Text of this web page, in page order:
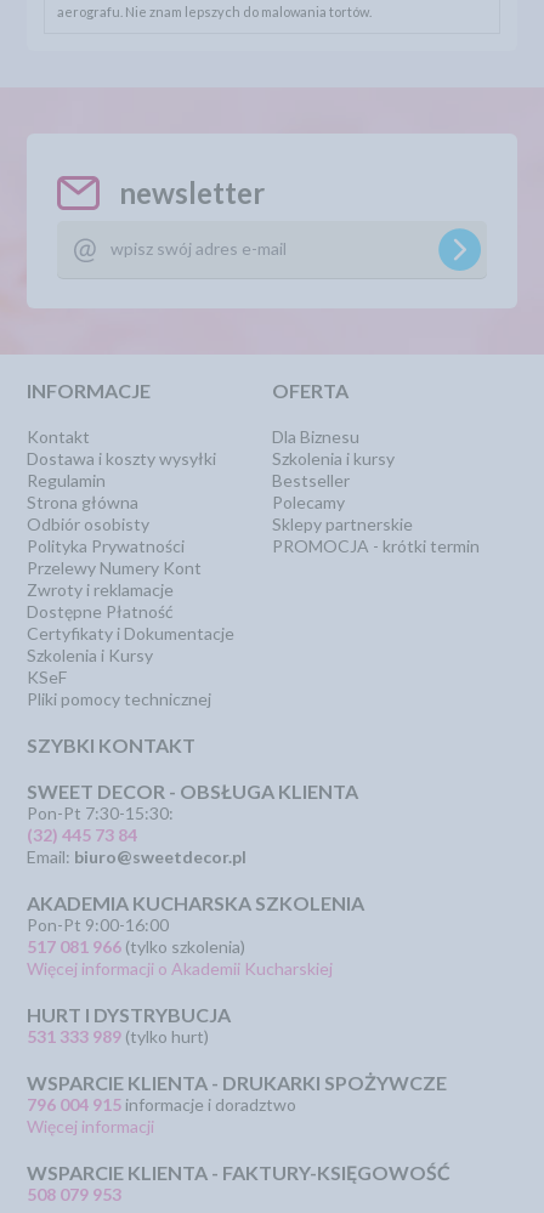
aerografu. Nie znam lepszych do malowania tortów.
newsletter
INFORMACJE
Kontakt
Dostawa i koszty wysyłki
Regulamin
Strona główna
Odbiór osobisty
Polityka Prywatności
Przelewy Numery Kont
Zwroty i reklamacje
Dostępne Płatność
Certyfikaty i Dokumentacje
Szkolenia i Kursy
KSeF
Pliki pomocy technicznej
OFERTA
Dla Biznesu
Szkolenia i kursy
Bestseller
Polecamy
Sklepy partnerskie
PROMOCJA - krótki termin
SZYBKI KONTAKT
SWEET DECOR - OBSŁUGA KLIENTA
Pon-Pt 7:30-15:30:
(32) 445 73 84
Email: biuro@sweetdecor.pl
AKADEMIA KUCHARSKA SZKOLENIA
Pon-Pt 9:00-16:00
517 081 966 (tylko szkolenia)
Więcej informacji o Akademii Kucharskiej
HURT I DYSTRYBUCJA
531 333 989 (tylko hurt)
WSPARCIE KLIENTA - DRUKARKI SPOŻYWCZE
796 004 915 informacje i doradztwo
Więcej informacji
WSPARCIE KLIENTA - FAKTURY-KSIĘGOWOŚĆ
508 079 953